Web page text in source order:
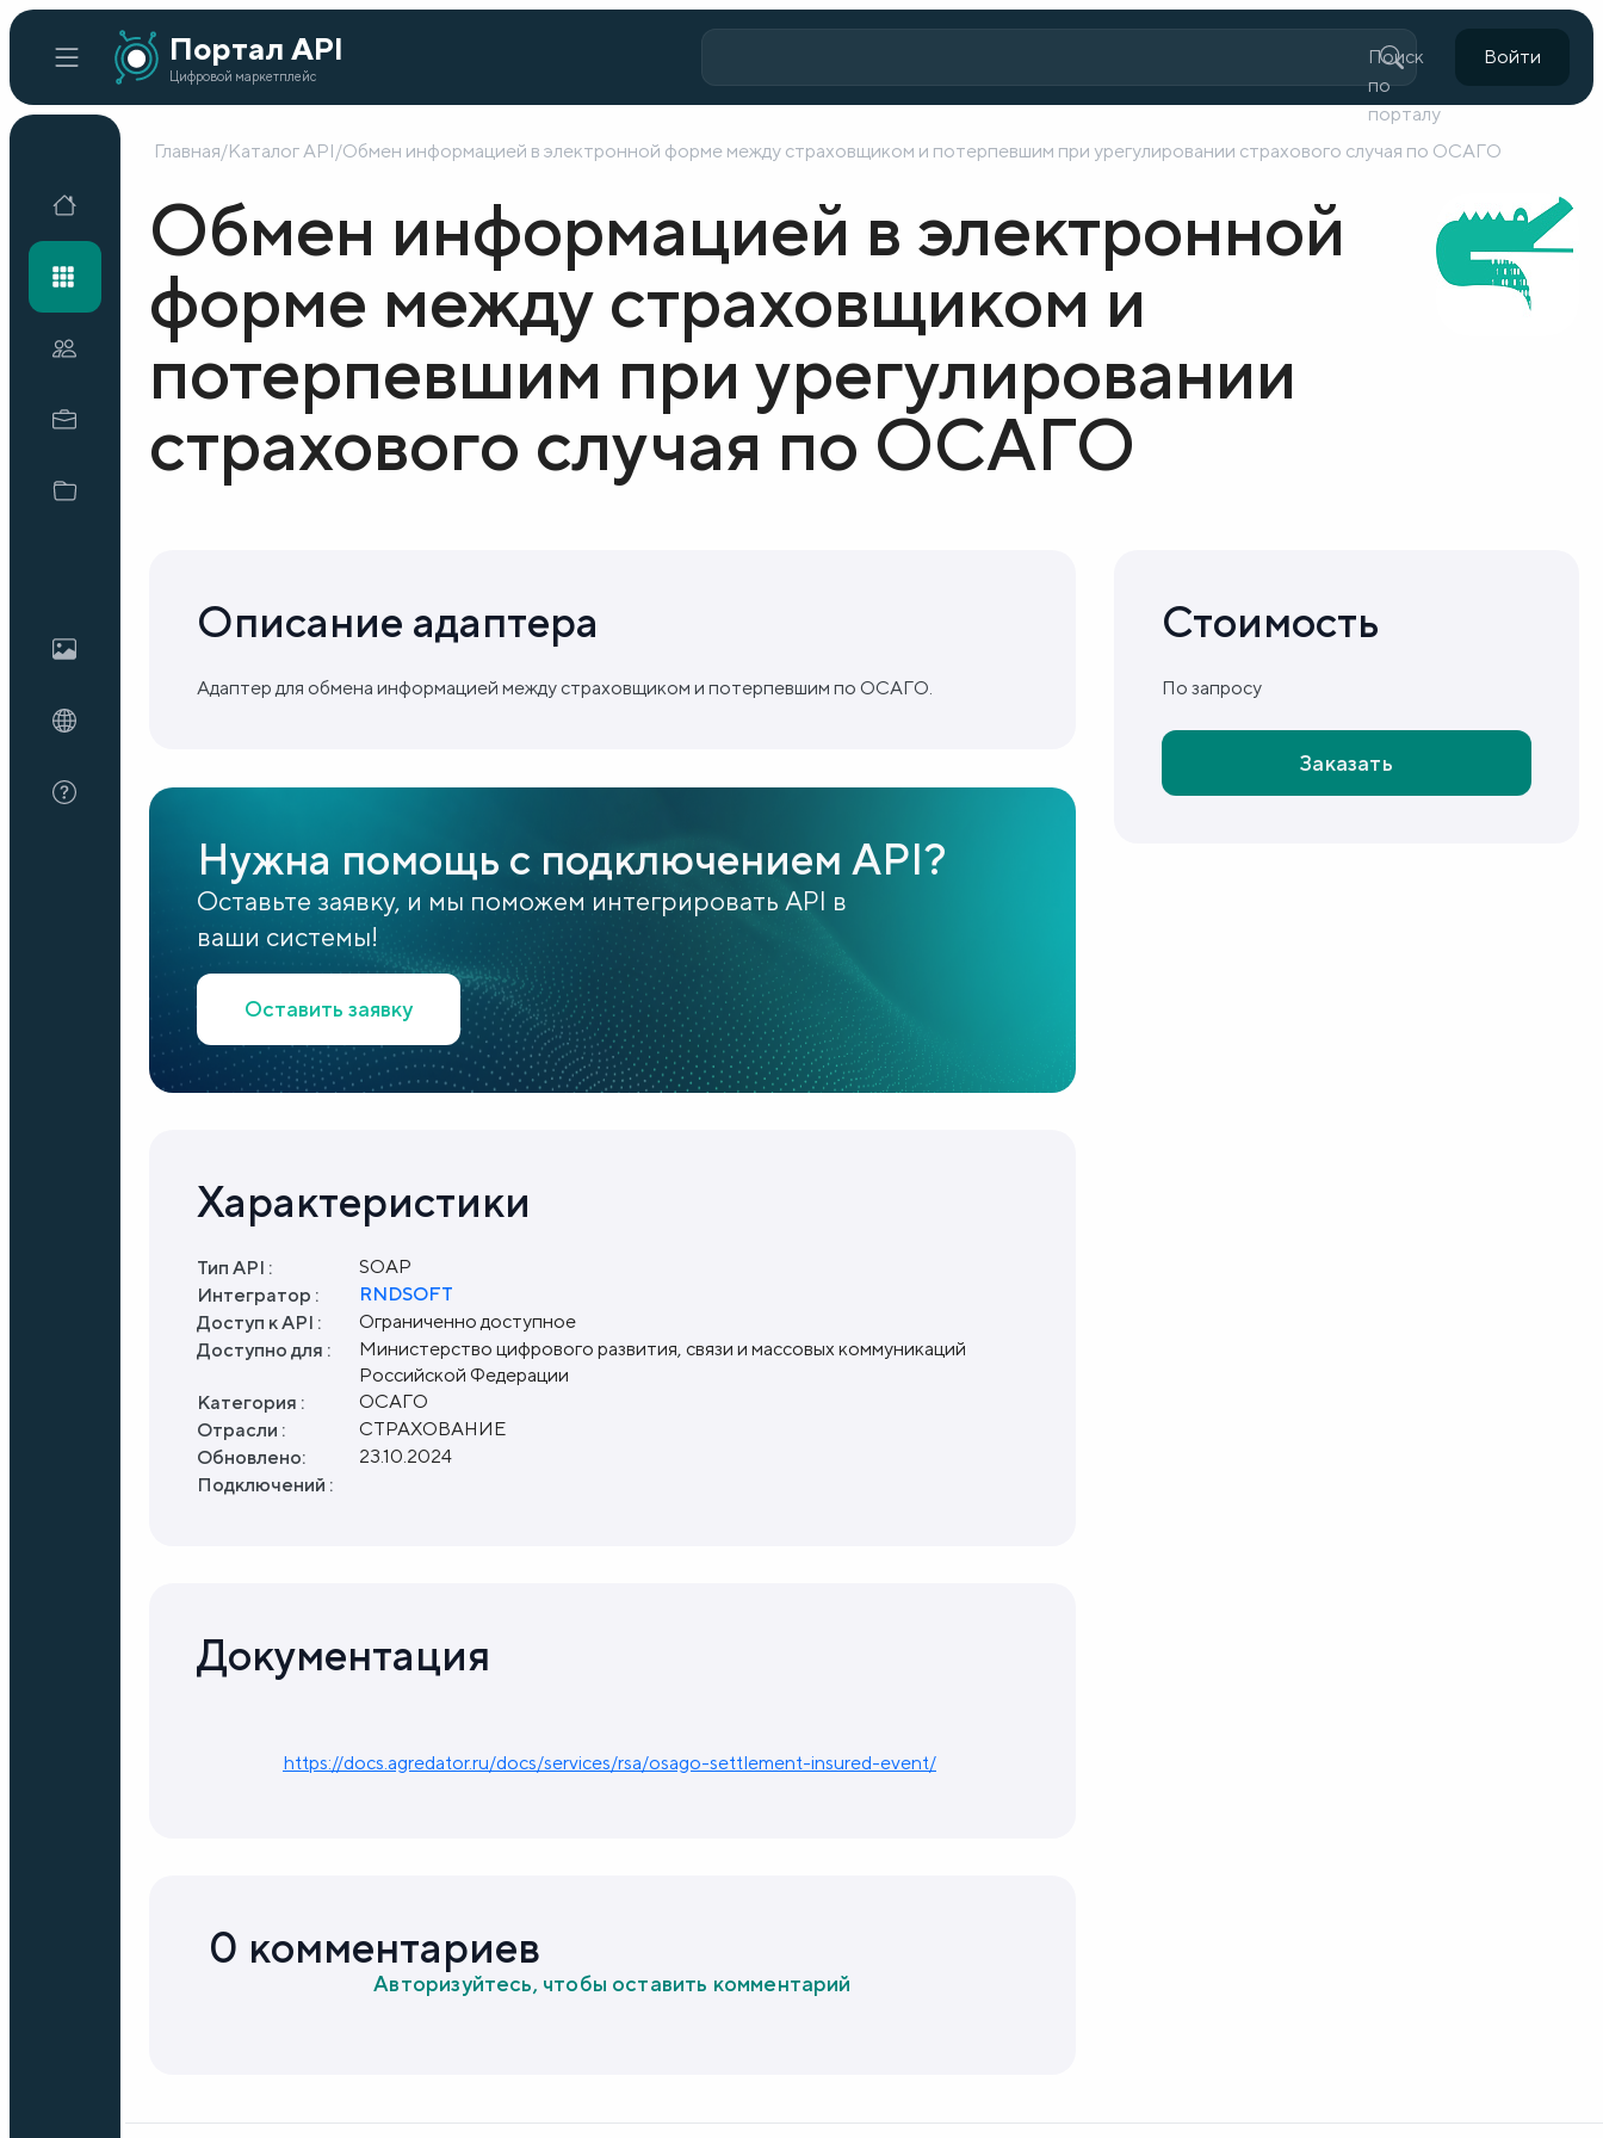
Портал API
Цифровой маркетплейс
Поиск
по
порталу
Войти
Кейсы внедрения
Главная/Каталог API/Обмен информацией в электронной форме между страховщиком и потерпевшим при урегулировании страхового случая по ОСАГО
Обмен информацией в электронной
форме между страховщиком и
потерпевшим при урегулировании
страхового случая по ОСАГО
Описание адаптера
Адаптер для обмена информацией между страховщиком и потерпевшим по ОСАГО.
Нужна помощь с подключением API?
Оставьте заявку, и мы поможем интегрировать API в
ваши системы!
Оставить заявку
Характеристики
Тип API :
SOAP
Интегратор :
RNDSOFT
Доступ к API :
Ограниченно доступное
Доступно для :
Министерство цифрового развития, связи и массовых коммуникаций
Российской Федерации
Категория :
ОСАГО
Отрасли :
СТРАХОВАНИЕ
Обновлено:
23.10.2024
Подключений :
Документация
https://docs.agredator.ru/docs/services/rsa/osago-settlement-insured-event/
Стоимость
По запросу
Заказать
0 комментариев
Авторизуйтесь, чтобы оставить комментарий